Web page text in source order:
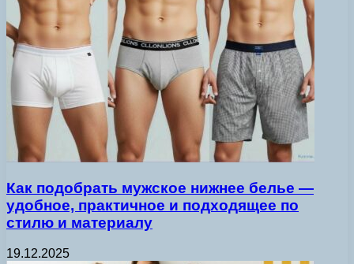
Как подобрать мужское нижнее белье —
удобное, практичное и подходящее по
стилю и материалу
19.12.2025